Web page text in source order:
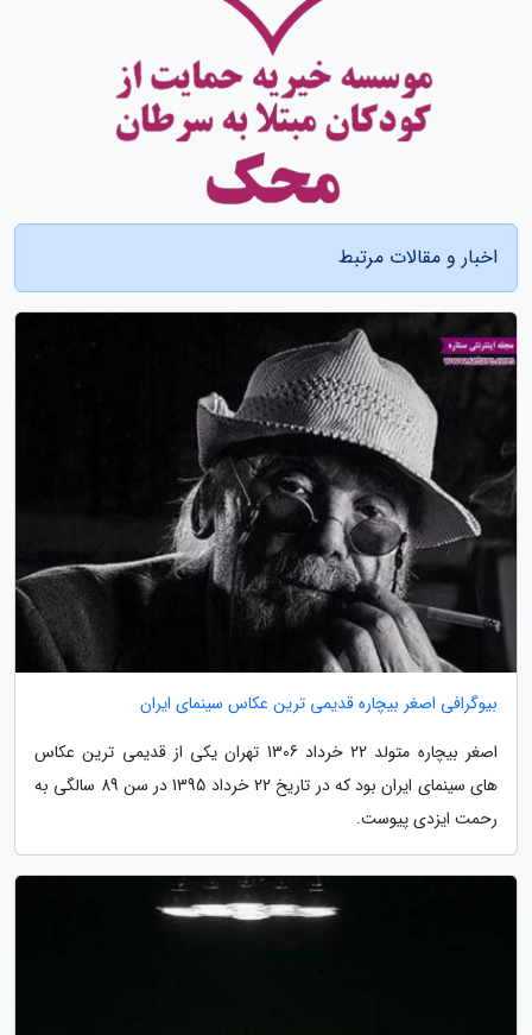
اخبار و مقالات مرتبط
بیوگرافی اصغر بیچاره قدیمی ترین عکاس سینمای ایران
اصغر بیچاره متولد 22 خرداد 1306 تهران یکی از قدیمی ترین عکاس
های سینمای ایران بود که در تاریخ 22 خرداد 1395 در سن 89 سالگی به
رحمت ایزدی پیوست.